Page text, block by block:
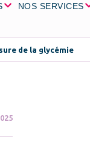
NOS SERVICES
de la glycémie